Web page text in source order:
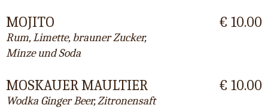
MOJITO
Rum, Limette, brauner Zucker,
Minze und Soda
€ 10.00
MOSKAUER MAULTIER
Wodka Ginger Beer, Zitronensaft
€ 10.00